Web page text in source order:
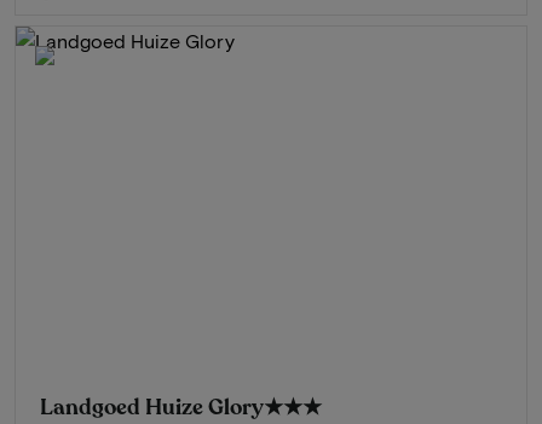
Landgoed Huize Glory★★★